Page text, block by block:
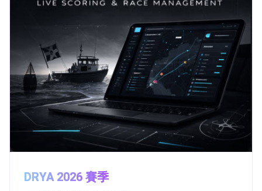
DRYA 2026 賽季